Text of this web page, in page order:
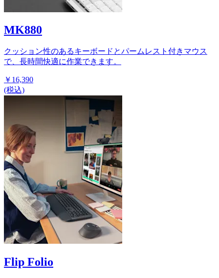
MK880
クッション性のあるキーボードとパームレスト付きマウス
で、長時間快適に作業できます。
￥16,390
(税込)
Flip Folio